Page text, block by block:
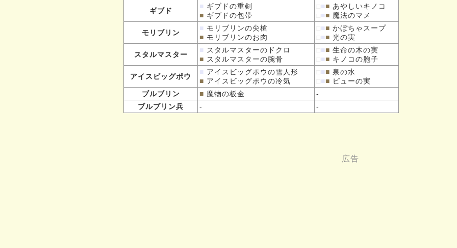
ギブド
■ ギブドの重剣
■ ギブドの包帯
■■ あやしいキノコ
■■ 魔法のマメ
モリブリン
■ モリブリンの尖槍
■ モリブリンのお肉
■■ かぼちゃスープ
■■ 光の実
スタルマスター
■ スタルマスターの ドクロ
■ スタルマスターの腕骨
■■ 生命の木の実
■■ キノコの胞子
アイスビッグポウ
■ アイスビッグポウの雪人形
■ アイスビッグポウの冷気
■■ 泉の水
■■ ピューの実
ブルブリン
■ 魔物の板金
-
ブルブリン兵
- -